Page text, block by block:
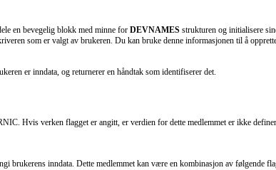
en bevegelig blokk med minne for DEVNAMES strukturen og initialisere
som er valgt av brukeren. Du kan bruke denne informasjonen til å
er inndata, og returnerer en håndtak som identifiserer det.
Hvis verken flagget er angitt, er verdien for dette medlemmet er ikke
brukerens inndata. Dette medlemmet kan være en kombinasjon av følgende